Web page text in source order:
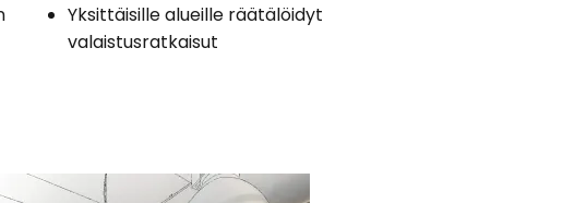
Yksittäisille alueille räätälöidyt
valaistusratkaisut